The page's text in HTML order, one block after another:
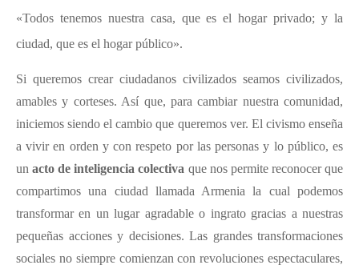
«Todos tenemos nuestra casa, que es el hogar privado; y la
ciudad, que es el hogar público».
Si queremos crear ciudadanos civilizados seamos civilizados,
amables y corteses. Así que, para cambiar nuestra comunidad,
iniciemos siendo el cambio que queremos ver. El civismo enseña
a vivir en orden y con respeto por las personas y lo público, es
unacto de inteligencia colectiva que nos permite reconocer que
compartimos una ciudad llamada Armenia la cual podemos
transformar en un lugar agradable o ingrato gracias a nuestras
pequeñas acciones y decisiones. Las grandes transformaciones
sociales no siempre comienzan con revoluciones espectaculares,